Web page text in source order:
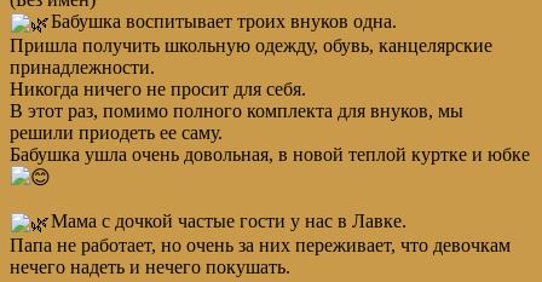
Бабушка воспитывает троих внуков одна.
Пришла получить школьную одежду, обувь, канцелярские
принадлежности.
Никогда ничего не просит для себя.
В этот раз, помимо полного комплекта для внуков, мы
решили приодеть ее саму.
Бабушка ушла очень довольная, в новой теплой куртке и юбке
Мама с дочкой частые гости у нас в Лавке.
Папа не работает, но очень за них переживает, что девочкам
нечего надеть и нечего покушать.